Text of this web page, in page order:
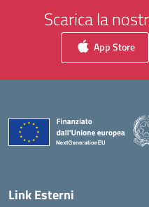
Scarica la
App Store
Link Esterni